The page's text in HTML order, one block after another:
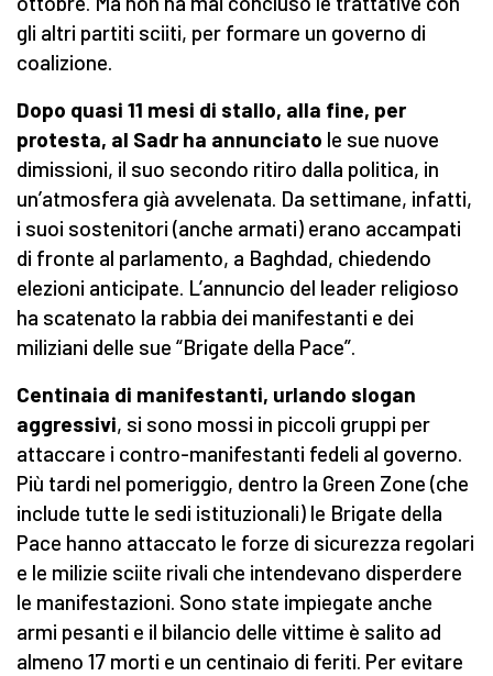
gli altri partiti sciiti, per formare un governo di
coalizione.
Dopo quasi 11 mesi di stallo, alla fine, per
protesta, al Sadr ha annunciato le sue nuove
dimissioni, il suo secondo ritiro dalla politica, in
un’atmosfera già avvelenata. Da settimane, infatti,
i suoi sostenitori (anche armati) erano accampati
di fronte al parlamento, a Baghdad, chiedendo
elezioni anticipate. L’annuncio del leader religioso
ha scatenato la rabbia dei manifestanti e dei
miliziani delle sue “Brigate della Pace”.
Centinaia di manifestanti, urlando slogan
aggressivi, si sono mossi in piccoli gruppi per
attaccare i contro-manifestanti fedeli al governo.
Più tardi nel pomeriggio, dentro la Green Zone (che
include tutte le sedi istituzionali) le Brigate della
Pace hanno attaccato le forze di sicurezza regolari
e le milizie sciite rivali che intendevano disperdere
le manifestazioni. Sono state impiegate anche
armi pesanti e il bilancio delle vittime è salito ad
almeno 17 morti e un centinaio di feriti. Per evitare